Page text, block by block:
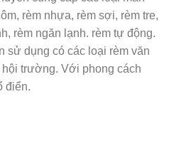
rèm nhựa, rèm sợi, rèm tre,
rèm ngăn lạnh. rèm tự động.
sử dụng có các loại rèm văn
trường. Với phong cách
điển.